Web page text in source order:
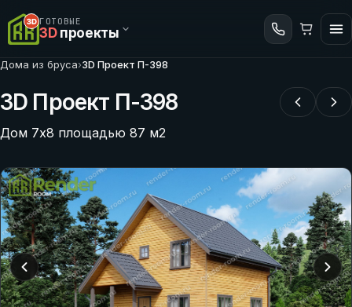
ГОТОВЫЕ
3Dпроекты
Дома из бруса›3D Проект П-398
3D Проект П-398
Дом 7х8 площадью 87 м2